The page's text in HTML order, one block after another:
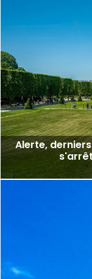
Alerte,